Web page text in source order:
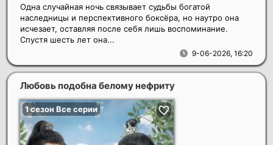
9-06-2026, 16:20
Одна случайная ночь связывает судьбы богатой
наследницы и перспективного боксёра, но наутро она
исчезает, оставляя после себя лишь воспоминание.
Спустя шесть лет она...
Любовь подобна белому нефриту